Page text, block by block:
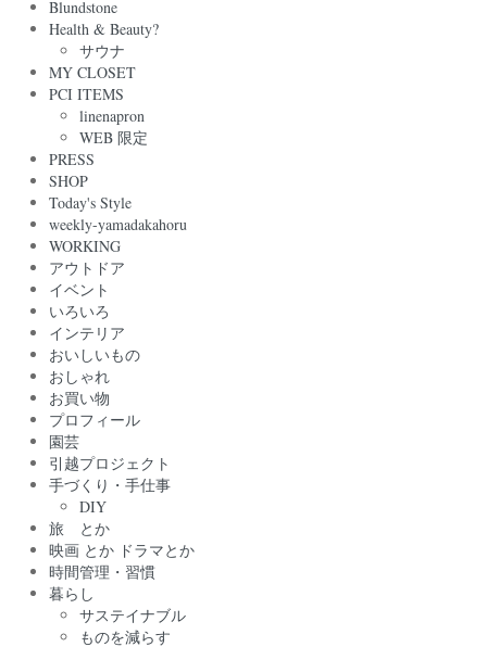
Blundstone
Health & Beauty?
サウナ
MY CLOSET
PCI ITEMS
linenapron
WEB 限定
PRESS
SHOP
Today's Style
weekly-yamadakahoru
WORKING
アウトドア
イベント
いろいろ
インテリア
おいしいもの
おしゃれ
お買い物
プロフィール
園芸
引越プロジェクト
手づくり・手仕事
DIY
旅 とか
映画 とか ドラマとか
時間管理・習慣
暮らし
サステイナブル
ものを減らす